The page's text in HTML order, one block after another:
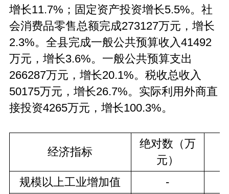
增长11.7%；固定资产投资增长5.5%。社
会消费品零售总额完成273127万元，增长
2.3%。全县完成一般公共预算收入41492
万元，增长3.6%。一般公共预算支出
266287万元，增长20.1%。税收总收入
50175万元，增长26.7%。实际利用外商直
接投资4265万元，增长100.3%。
经济指标
绝对数（万
元）
规模以上工业增加值
-